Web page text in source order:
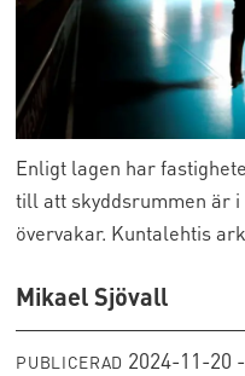
Enligt lagen har
till att skyddsrummen är
övervakar. Kuntalehtis
Mikael Sjövall
PUBLICERAD 2024-11-20